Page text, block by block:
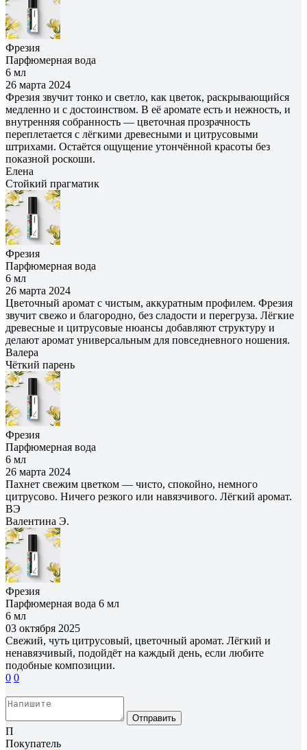
Фрезия
Парфюмерная вода
6 мл
26 марта 2024
Фрезия звучит тонко и светло, как цветок, раскрывающийся
медленно и с достоинством. В её аромате есть и нежность, и
внутренняя собранность — цветочная прозрачность
переплетается с лёгкими древесными и цитрусовыми
штрихами. Остаётся ощущение утончённой красоты без
показной роскоши.
Елена
Cтойкий прагматик
Фрезия
Парфюмерная вода
6 мл
26 марта 2024
Цветочный аромат с чистым, аккуратным профилем. Фрезия
звучит свежо и благородно, без сладости и перегруза. Лёгкие
древесные и цитрусовые нюансы добавляют структуру и
делают аромат универсальным для повседневного ношения.
Валера
Чёткий парень
Фрезия
Парфюмерная вода
6 мл
26 марта 2024
Пахнет свежим цветком — чисто, спокойно, немного
цитрусово. Ничего резкого или навязчивого. Лёгкий аромат.
ВЭ
Валентина Э.
Фрезия
Парфюмерная вода 6 мл
6 мл
03 октября 2025
Свежий, чуть цитрусовый, цветочный аромат. Лёгкий и
ненавязчивый, подойдёт на каждый день, если любите
подобные композиции.
0 0
Отправить
П
Покупатель